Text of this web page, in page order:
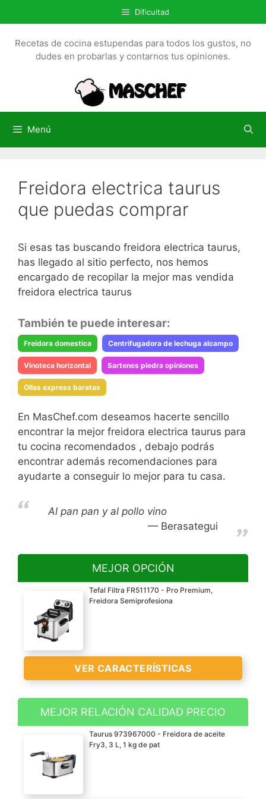
a
l
Dificultad
Recetas de cocina estupendas para todos los gustos, no
dudes en probarlas y contarnos tus opiniones.
Menú
Freidora electrica taurus
que puedas comprar
Si esas tas buscando freidora electrica taurus,
has llegado al sitio perfecto, nos hemos
encargado de recopilar la mejor mas vendida
freidora electrica taurus
También te puede interesar:
Freidora domestica Centrifugadora de lechuga alcampo
Vinoteca horizontal Sartenes piedra opiniones
Ollas express baratas
En MasChef.com deseamos hacerte sencillo
encontrar la mejor freidora electrica taurus para
tu cocina recomendados , debajo podrás
encontrar además recomendaciones para
ayudarte a conseguir lo mejor para tu casa.
Al pan pan y al pollo vino
Berasategui
MEJOR OPCIÓN
Tefal Filtra FR511170 - Pro Premium,
Freidora Semiprofesiona
VER CARACTERÍSTICAS
Freidora semiprofesional
de acero inoxidable con
tecnología de zona de
toque frío con capacidad
MEJOR RELACIÓN CALIDAD PRECIO
Taurus 973967000 - Freidora de aceite
Fry3, 3 L, 1 kg de pat